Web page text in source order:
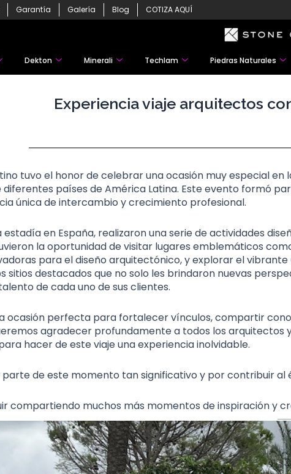
Garantía Galería Blog COTIZA AQUÍ
Dekton Minerali Techlam Piedras Naturales
Experiencia viaje arquitectos
tuvo el honor de celebrar una ocasión muy especial
países de América Latina. Este evento formó
única de intercambio y crecimiento profesional.
en España, realizaron una serie de actividades
la oportunidad de visitar lugares emblemáticos
para el diseño arquitectónico, y explorar el vibrante
sitios destacados que no solo les brindaron nuevas
de cada uno de sus clientes.
ocasión perfecta para fortalecer vínculos, compartir
agradecer profundamente a todos los
hacer de este viaje una experiencia inolvidable.
parte de este momento tan significativo y por contribuir
compartiendo muchos más momentos de inspiración y